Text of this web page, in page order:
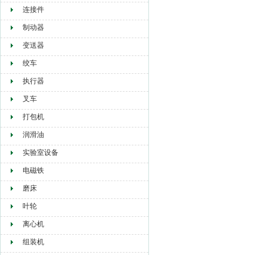
连接件
制动器
变送器
绞车
执行器
叉车
打包机
润滑油
实验室设备
电磁铁
磨床
叶轮
离心机
组装机